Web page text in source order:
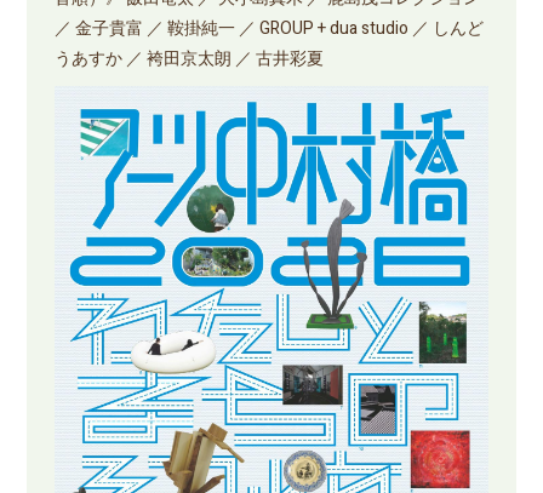
／ 金子貴富 ／ 鞍掛純一 ／ GROUP + dua studio ／ しんど
うあすか ／ 袴田京太朗 ／ 古井彩夏